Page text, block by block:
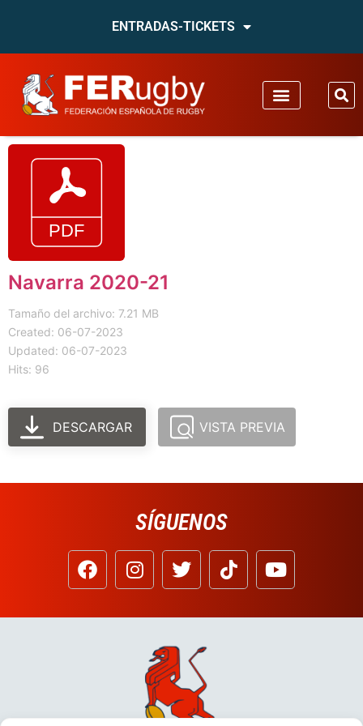
ENTRADAS-TICKETS
Navarra 2020-21
Tamaño del archivo: 7.21 MB
Created: 06-07-2023
Updated: 06-07-2023
Hits: 96
DESCARGAR VISTA PREVIA
SÍGUENOS